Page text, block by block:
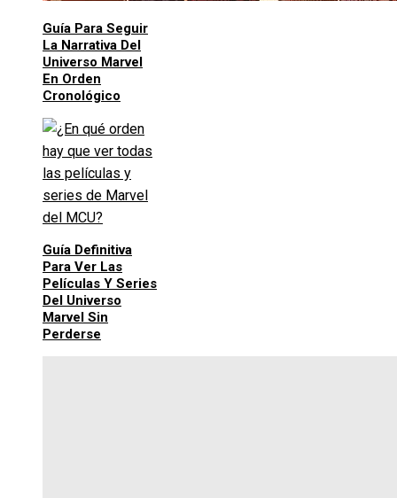
Guía Para Seguir
La Narrativa Del
Universo Marvel
En Orden
Cronológico
Guía Definitiva
Para Ver Las
Películas Y Series
Del Universo
Marvel Sin
Perderse